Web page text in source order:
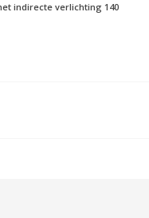
indirecte verlichting 140